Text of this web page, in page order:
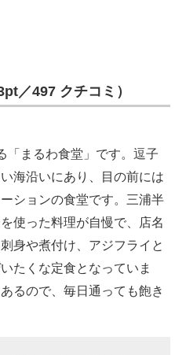
／497 クチコミ）
まるわ食堂」です。逗子
海沿いにあり、目の前には
ションの食堂です。三浦半
使った料理が自慢で、店名
身や煮付け、アジフライと
たくな定食となっていま
るので、毎日通っても飽き